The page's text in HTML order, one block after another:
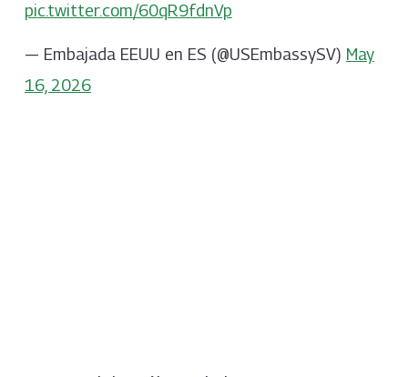
pic.twitter.com/60qR9fdnVp
— Embajada EEUU en ES (@USEmbassySV) May
16, 2026